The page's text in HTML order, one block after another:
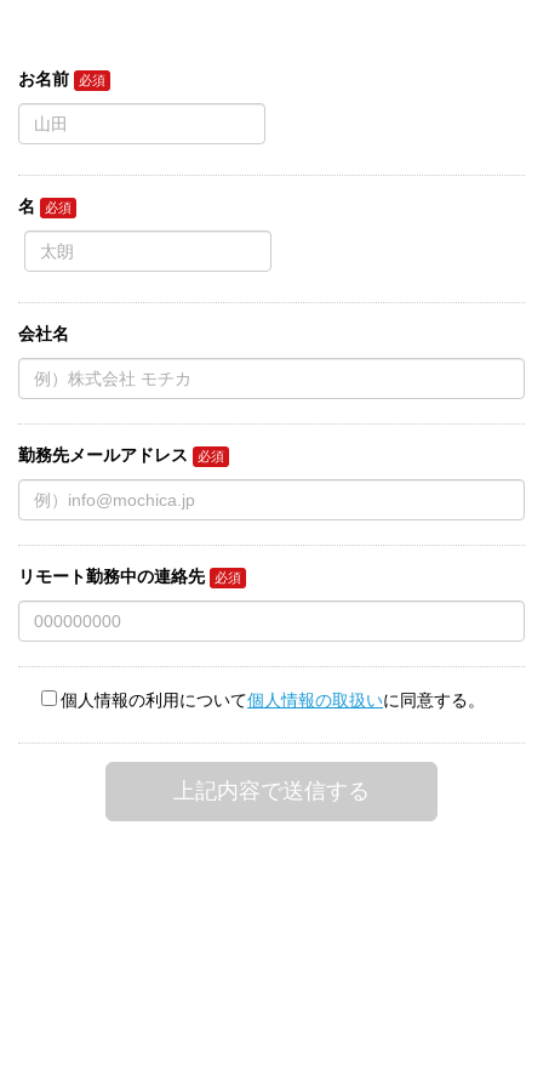
お名前
名
会社名
勤務先メールアドレス
リモート勤務中の連絡先
個人情報の利用について個人情報の取扱いに同意する。